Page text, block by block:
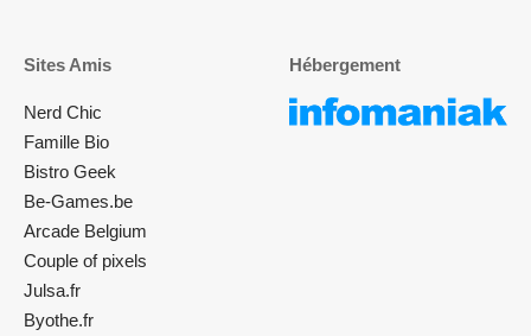
Sites Amis
Nerd Chic
Famille Bio
Bistro Geek
Be-Games.be
Arcade Belgium
Couple of pixels
Julsa.fr
Byothe.fr
Hébergement